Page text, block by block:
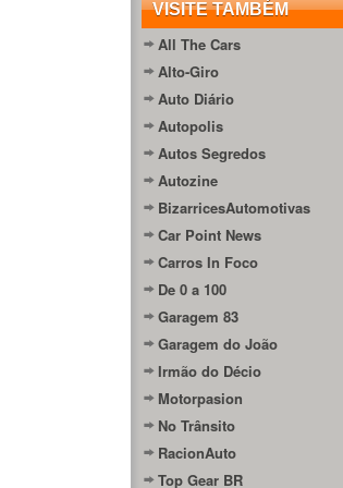
VISITE TAMBÉM
All The Cars
Alto-Giro
Auto Diário
Autopolis
Autos Segredos
Autozine
BizarricesAutomotivas
Car Point News
Carros In Foco
De 0 a 100
Garagem 83
Garagem do João
Irmão do Décio
Motorpasion
No Trânsito
RacionAuto
Top Gear BR